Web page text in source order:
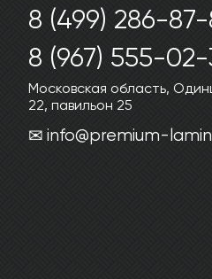
8 (499) 286-
8 (967) 555-02-
Московская область,
22, павильон 25
info@premium-